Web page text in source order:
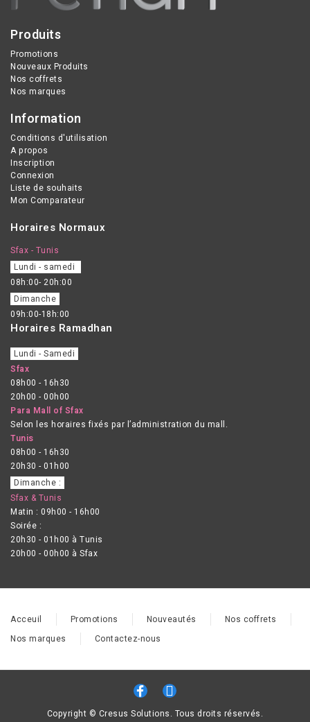
Produits
Promotions
Nouveaux Produits
Nos coffrets
Nos marques
Information
Conditions d'utilisation
A propos
Inscription
Connexion
Liste de souhaits
Mon Comparateur
Horaires Normaux
Sfax - Tunis
Lundi - samedi
08h:00- 20h:00
Dimanche
09h:00-18h:00
Horaires Ramadhan
Lundi - Samedi
Sfax
08h00 - 16h30
20h00 - 00h00
Para Mall of Sfax
Selon les horaires fixés par l’administration du mall.
Tunis
08h00 - 16h30
20h30 - 01h00
Dimanche :
Sfax & Tunis
Matin : 09h00 - 16h00
Soirée :
20h30 - 01h00 à Tunis
20h00 - 00h00 à Sfax
Acceuil Promotions Nouveautés
Nos coffrets
Nos marques
Contactez-nous
Copyright © Cresus Solutions. Tous droits réservés.